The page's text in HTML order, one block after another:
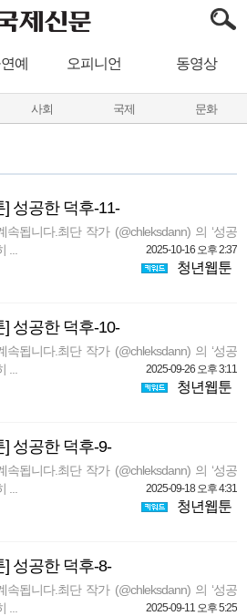
예 오피니언 동영상
사회 국제 문화
] 성공한 덕후-11-
속됩니다.최단 작가 (@chleksdann) 의 ‘성공
2025-10-16 오후 2:37
청년웹툰
] 성공한 덕후-10-
속됩니다.최단 작가 (@chleksdann) 의 ‘성공
2025-09-26 오후 3:11
청년웹툰
] 성공한 덕후-9-
속됩니다.최단 작가 (@chleksdann) 의 ‘성공
2025-09-18 오후 4:31
청년웹툰
] 성공한 덕후-8-
속됩니다.최단 작가 (@chleksdann) 의 ‘성공
2025-09-11 오후 5:25